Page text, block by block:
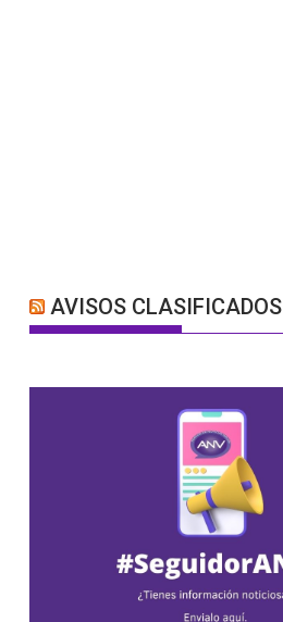
AVISOS CLASIFICADOS